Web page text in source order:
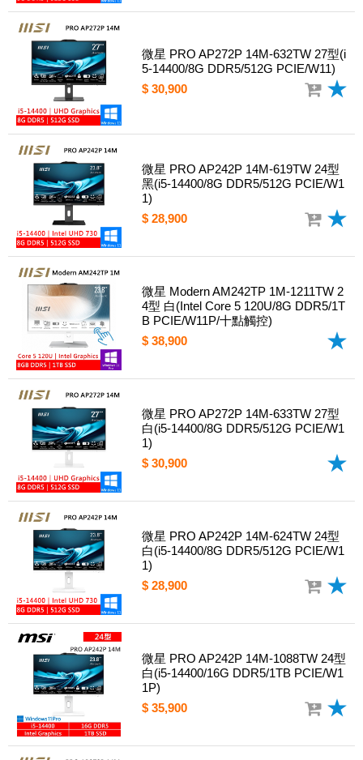
微星 PRO AP272P 14M-632TW 27型(i
5-14400/8G DDR5/512G PCIE/W11)
$ 30,900
微星 PRO AP242P 14M-619TW 24型
黑(i5-14400/8G DDR5/512G PCIE/W1
1)
$ 28,900
微星 Modern AM242TP 1M-1211TW 2
4型 白(Intel Core 5 120U/8G DDR5/1T
B PCIE/W11P/十點觸控)
$ 38,900
微星 PRO AP272P 14M-633TW 27型
白(i5-14400/8G DDR5/512G PCIE/W1
1)
$ 30,900
微星 PRO AP242P 14M-624TW 24型
白(i5-14400/8G DDR5/512G PCIE/W1
1)
$ 28,900
微星 PRO AP242P 14M-1088TW 24型
白(i5-14400/16G DDR5/1TB PCIE/W1
1P)
$ 35,900